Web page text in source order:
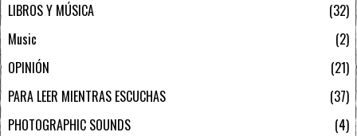
LIBROS Y MÚSICA
32
Music
2
OPINIÓN
21
PARA LEER MIENTRAS ESCUCHAS
37
PHOTOGRAPHIC SOUNDS
4